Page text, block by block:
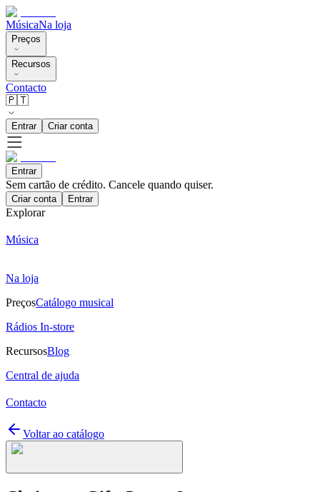
MúsicaNa loja
Preços
Recursos
Contacto
🇵🇹
Entrar Criar conta
Entrar
Sem cartão de crédito. Cancele quando quiser.
Criar conta Entrar
Explorar
Música
Na loja
PreçosCatálogo musical
Rádios In-store
RecursosBlog
Central de ajuda
Contacto
Voltar ao catálogo